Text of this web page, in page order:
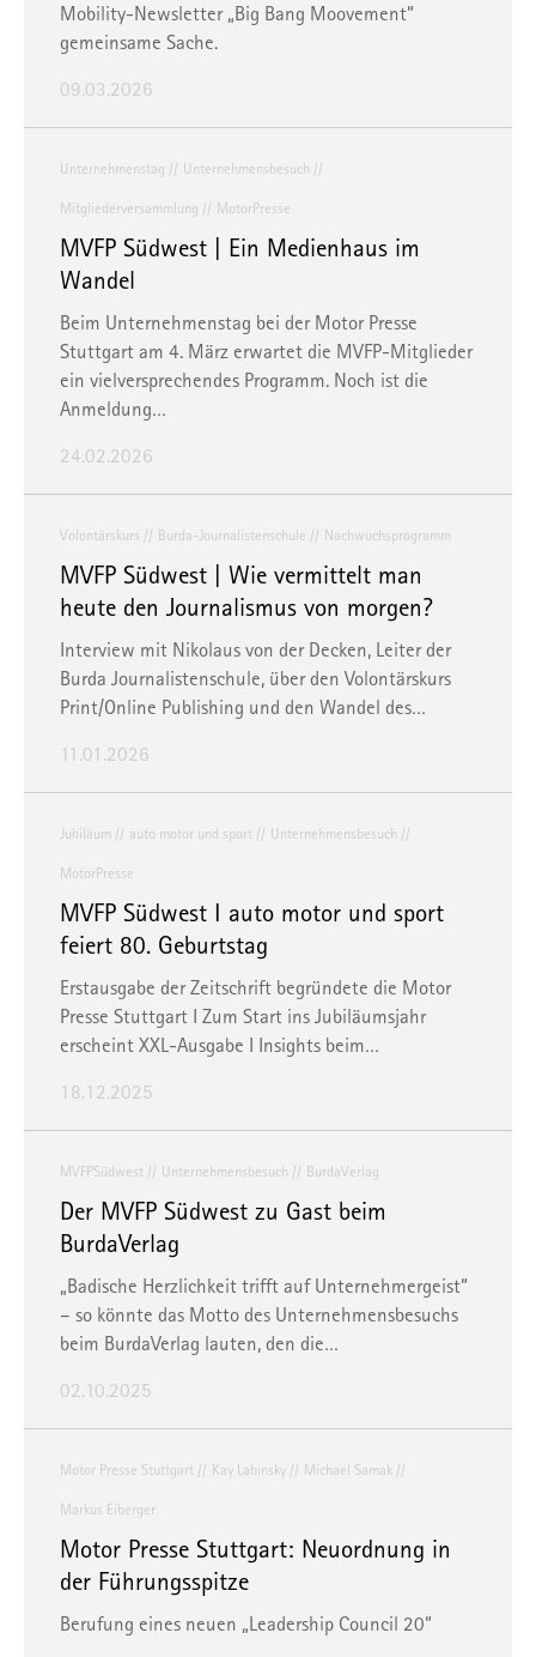
Mobility-Newsletter „Big Bang Moovement“
gemeinsame Sache.
09.03.2026
Unternehmenstag Unternehmensbesuch
Mitgliederversammlung MotorPresse
MVFP Südwest | Ein Medienhaus im
Wandel
Beim Unternehmenstag bei der Motor Presse
Stuttgart am 4. März erwartet die MVFP-Mitglieder
ein vielversprechendes Programm. Noch ist die
Anmeldung…
24.02.2026
Volontärskurs Burda-Journalistenschule Nachwuchsprogramm
MVFP Südwest | Wie vermittelt man
heute den Journalismus von morgen?
Interview mit Nikolaus von der Decken, Leiter der
Burda Journalistenschule, über den Volontärskurs
Print/Online Publishing und den Wandel des…
11.01.2026
Jubiläum auto motor und sport Unternehmensbesuch
MotorPresse
MVFP Südwest I auto motor und sport
feiert 80. Geburtstag
Erstausgabe der Zeitschrift begründete die Motor
Presse Stuttgart I Zum Start ins Jubiläumsjahr
erscheint XXL-Ausgabe I Insights beim…
18.12.2025
MVFPSüdwest Unternehmensbesuch BurdaVerlag
Der MVFP Südwest zu Gast beim
BurdaVerlag
„Badische Herzlichkeit trifft auf Unternehmergeist“
– so könnte das Motto des Unternehmensbesuchs
beim BurdaVerlag lauten, den die…
02.10.2025
Motor Presse Stuttgart Kay Labinsky Michael Samak
Markus Eiberger
Motor Presse Stuttgart: Neuordnung in
der Führungsspitze
Berufung eines neuen „Leadership Council 20“